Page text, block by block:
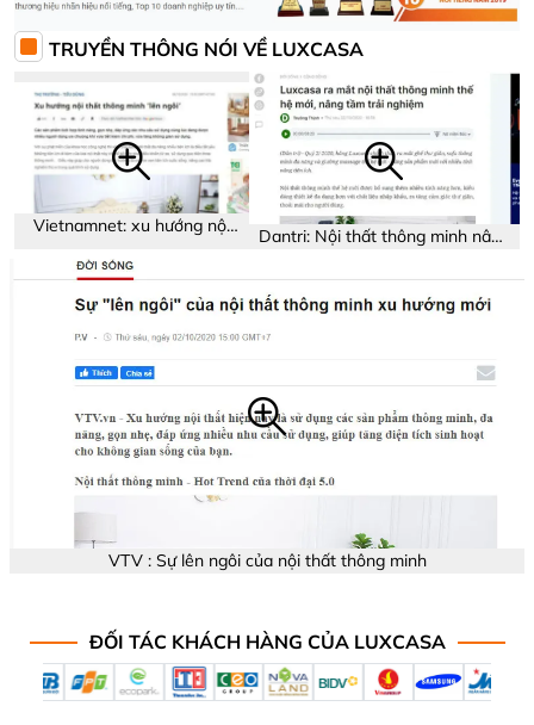
TRUYỀN THÔNG NÓI VỀ LUXCASA
Vietnamnet: xu hướng nội
Dantri: Nội thất thông minh nâng
VTV : Sự lên ngôi của nội thất thông minh
ĐỐI TÁC KHÁCH HÀNG CỦA LUXCASA